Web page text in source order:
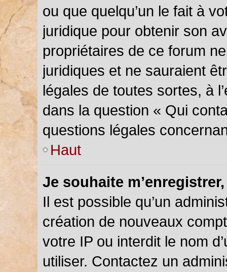
ou que quelqu’un le fait à
juridique pour obtenir son
propriétaires de ce forum
juridiques et ne sauraient
légales de toutes sortes, à
dans la question « Qui
questions légales
Haut
Je souhaite
Il est possible qu’un
création de nouveaux
votre IP ou interdit le nom
utiliser. Contactez un